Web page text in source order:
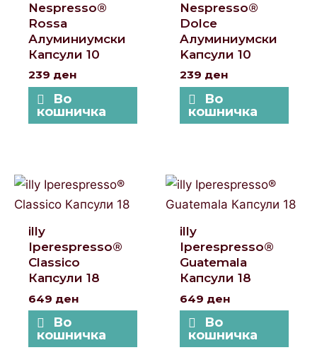
Nespresso®
Rossa
Алуминиумски
Капсули 10
239 ден
Во
кошничка
Nespresso®
Dolce
Aлуминиумски
Kапсули 10
239 ден
Во
кошничка
illy
Iperespresso®
Classico
Капсули 18
649 ден
Во
кошничка
illy
Iperespresso®
Guatemala
Капсули 18
649 ден
Во
кошничка